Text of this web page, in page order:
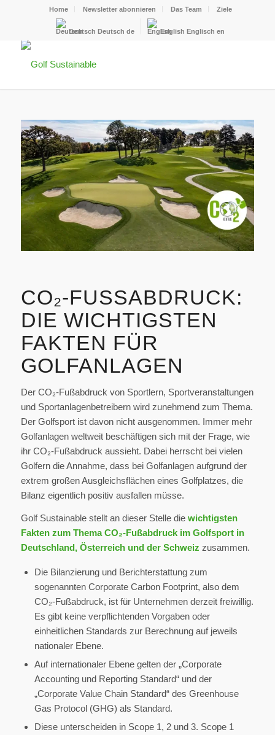
Home Newsletter abonnieren Das Team Ziele
Deutsch Deutsch de English Englisch en
CO₂-FUSSABDRUCK: D
IE WICHTIGSTEN F
AKTEN FÜR G
OLFANLAGEN
Der CO₂-Fußabdruck von Sportlern, Sportveranstaltungen
und Sportanlagenbetreibern wird zunehmend zum Thema.
Der Golfsport ist davon nicht ausgenommen. Immer mehr
Golfanlagen weltweit beschäftigen sich mit der Frage, wie
ihr CO₂-Fußabdruck aussieht. Dabei herrscht bei vielen
Golfern die Annahme, dass bei Golfanlagen aufgrund der
extrem großen Ausgleichsflächen eines Golfplatzes, die
Bilanz eigentlich positiv ausfallen müsse.
Golf Sustainable stellt an dieser Stelle die wichtigsten
Fakten zum Thema CO₂-Fußabdruck im Golfsport in
Deutschland, Österreich und der Schweiz zusammen.
Die Bilanzierung und Berichterstattung zum
sogenannten Corporate Carbon Footprint, also dem
CO₂-Fußabdruck, ist für Unternehmen derzeit freiwillig.
Es gibt keine verpflichtenden Vorgaben oder
einheitlichen Standards zur Berechnung auf jeweils
nationaler Ebene.
Auf internationaler Ebene gelten der „Corporate
Accounting und Reporting Standard“ und der
„Corporate Value Chain Standard“ des Greenhouse
Gas Protocol (GHG) als Standard.
Diese unterscheiden in Scope 1, 2 und 3. Scope 1